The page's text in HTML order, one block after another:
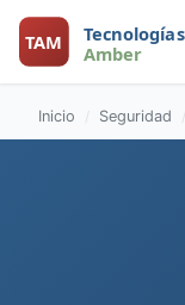
Inicio Seguridad